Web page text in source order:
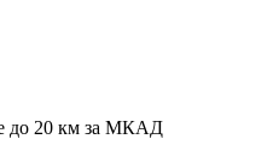
до 20 км за МКАД